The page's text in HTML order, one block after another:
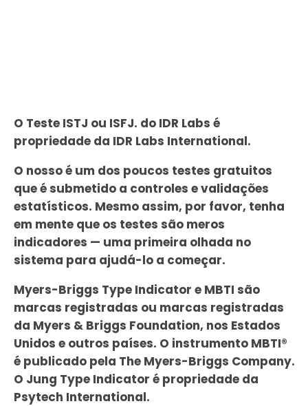
O Teste ISTJ ou ISFJ. do IDR Labs é
propriedade da IDR Labs International.
O nosso é um dos poucos testes gratuitos
que é submetido a controles e validações
estatísticos. Mesmo assim, por favor, tenha
em mente que os testes são meros
indicadores — uma primeira olhada no
sistema para ajudá-lo a começar.
Myers-Briggs Type Indicator e MBTI são
marcas registradas ou marcas registradas
da Myers & Briggs Foundation, nos Estados
Unidos e outros países. O instrumento MBTI®
é publicado pela The Myers-Briggs Company.
O Jung Type Indicator é propriedade da
Psytech International.